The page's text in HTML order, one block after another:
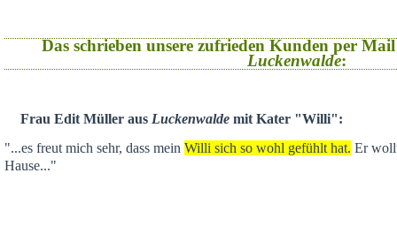
Das schrieben unsere zufrieden Kunden per
Luckenwalde:
Frau Edit Müller aus Luckenwalde mit Kater "Willi":
"...es freut mich sehr, dass mein Willi sich so wohl gefühlt hat. Er
Hause..."